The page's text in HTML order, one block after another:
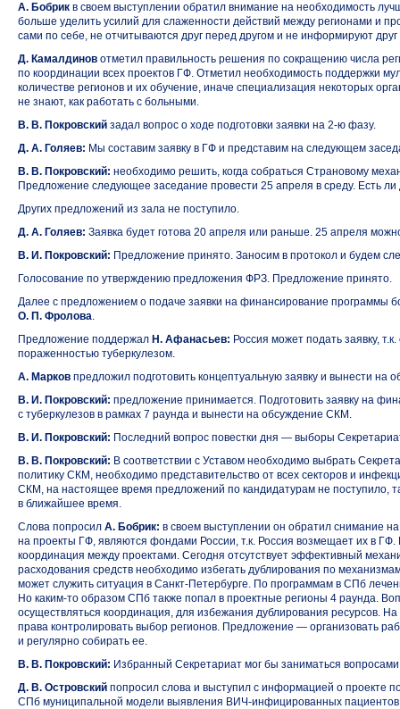
А. Бобрик в своем выступлении обратил внимание на необходимость
больше уделить усилий для слаженности действий между регионами и
сами по себе, не отчитываются друг перед другом и не информируют друг
Д. Камалдинов отметил правильность решения по сокращению числа
по координации всех проектов ГФ. Отметил необходимость поддержки
количестве регионов и их обучение, иначе специализация некоторых
не знают, как работать с больными.
В. В. Покровский задал вопрос о ходе подготовки заявки на 2-ю фазу.
Д. А. Голяев: Мы составим заявку в ГФ и представим на следующем
В. В. Покровский: необходимо решить, когда собраться Страновому
Предложение следующее заседание провести 25 апреля в среду. Есть
Других предложений из зала не поступило.
Д. А. Голяев: Заявка будет готова 20 апреля или раньше. 25 апреля
В. И. Покровский: Предложение принято. Заносим в протокол и будем
Голосование по утверждению предложения ФРЗ. Предложение принято.
Далее с предложением о подаче заявки на финансирование программы
О. П. Фролова.
Предложение поддержал Н. Афанасьев: Россия может подать заявку,
пораженностью туберкулезом.
А. Марков предложил подготовить концептуальную заявку и вынести на
В. И. Покровский: предложение принимается. Подготовить заявку на
с туберкулезов в рамках 7 раунда и вынести на обсуждение СКМ.
В. И. Покровский: Последний вопрос повестки дня — выборы
В. В. Покровский: В соответствии с Уставом необходимо выбрать
политику СКМ, необходимо представительство от всех секторов и
СКМ, на настоящее время предложений по кандидатурам не поступило,
в ближайшее время.
Слова попросил А. Бобрик: в своем выступлении он обратил снимание
на проекты ГФ, являются фондами России, т.к. Россия возмещает их в ГФ.
координация между проектами. Сегодня отсутствует эффективный
расходования средств необходимо избегать дублирования по
может служить ситуация в Санкт-Петербурге. По программам в СПб
Но каким-то образом СПб также попал в проектные регионы 4 раунда.
осуществляться координация, для избежания дублирования ресурсов.
права контролировать выбор регионов. Предложение — организовать
и регулярно собирать ее.
В. В. Покровский: Избранный Секретариат мог бы заниматься
Д. В. Островский попросил слова и выступил с информацией о проекте
СПб муниципальной модели выявления ВИЧ-инфицированных